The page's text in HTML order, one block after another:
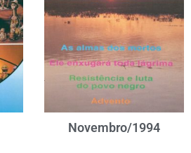
Novembro/1994